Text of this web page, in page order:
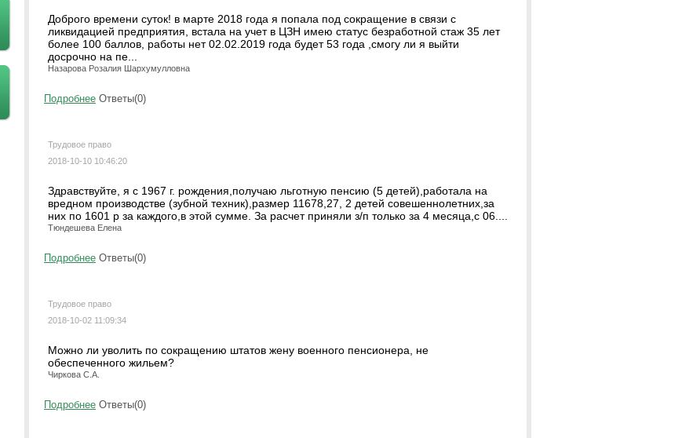
Доброго времени суток! в марте 2018 года я попала под сокращение в связи с
ликвидацией предприятия, встала на учет в ЦЗН имею статус безработной стаж 35 лет
более 100 баллов, работы нет 02.02.2019 года будет 53 года ,смогу ли я выйти
досрочно на пе...
Назарова Розалия Шархумулловна
Подробнее Ответы(0)
Трудовое право
2018-10-10 10:46:20
Здравствуйте, я с 1967 г. рождения,получаю льготную пенсию (5 детей),работала на
вредном производстве (зубной техник),размер 11678,27, 2 детей совешеннолетних,за
них по 1601 р за каждого,в этой сумме. За расчет приняли з/п только за 4 месяца,с 06....
Тюндешева Елена
Подробнее Ответы(0)
Трудовое право
2018-10-02 11:09:34
Можно ли уволить по сокращению штатов жену военного пенсионера, не
обеспеченного жильем?
Чиркова С.А.
Подробнее Ответы(0)